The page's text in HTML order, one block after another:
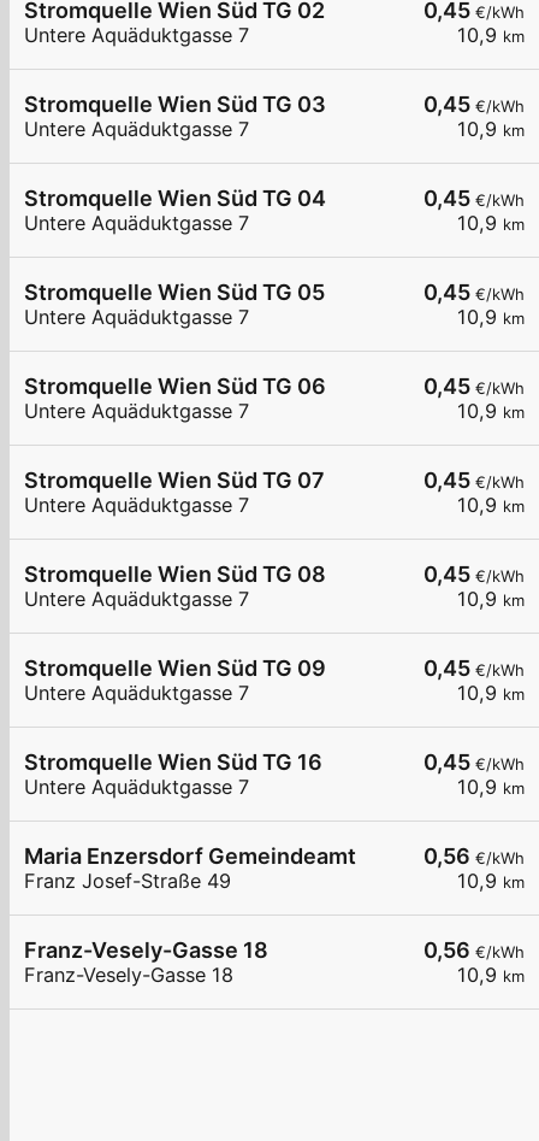
0,45 €/kWh
10,9 km
Stromquelle Wien Süd TG 02
Untere Aquäduktgasse 7
0,45 €/kWh
10,9 km
Stromquelle Wien Süd TG 03
Untere Aquäduktgasse 7
0,45 €/kWh
10,9 km
Stromquelle Wien Süd TG 04
Untere Aquäduktgasse 7
0,45 €/kWh
10,9 km
Stromquelle Wien Süd TG 05
Untere Aquäduktgasse 7
0,45 €/kWh
10,9 km
Stromquelle Wien Süd TG 06
Untere Aquäduktgasse 7
0,45 €/kWh
10,9 km
Stromquelle Wien Süd TG 07
Untere Aquäduktgasse 7
0,45 €/kWh
10,9 km
Stromquelle Wien Süd TG 08
Untere Aquäduktgasse 7
0,45 €/kWh
10,9 km
Stromquelle Wien Süd TG 09
Untere Aquäduktgasse 7
0,45 €/kWh
10,9 km
Stromquelle Wien Süd TG 16
Untere Aquäduktgasse 7
0,56 €/kWh
10,9 km
Maria Enzersdorf Gemeindeamt
Franz Josef-Straße 49
0,56 €/kWh
10,9 km
Franz-Vesely-Gasse 18
Franz-Vesely-Gasse 18